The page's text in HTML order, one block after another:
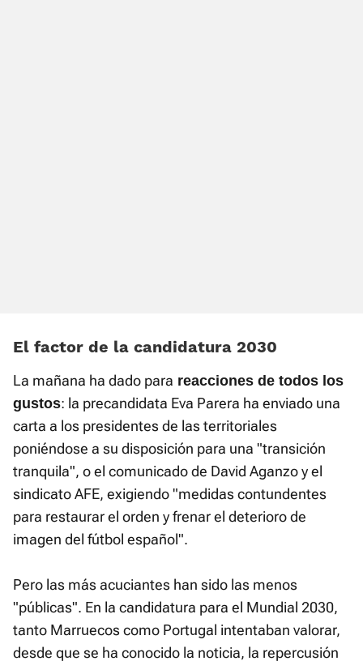
El factor de la candidatura 2030
La mañana ha dado para reacciones de todos los
gustos: la precandidata Eva Parera ha enviado una
carta a los presidentes de las territoriales
poniéndose a su disposición para una "transición
tranquila", o el comunicado de David Aganzo y el
sindicato AFE, exigiendo "medidas contundentes
para restaurar el orden y frenar el deterioro de
imagen del fútbol español".
Pero las más acuciantes han sido las menos
"públicas". En la candidatura para el Mundial 2030,
tanto Marruecos como Portugal intentaban valorar,
desde que se ha conocido la noticia, la repercusión